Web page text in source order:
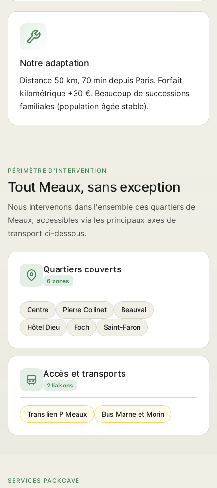
Notre adaptation
Distance 50 km, 70 min depuis Paris. Forfait
kilométrique +30 €. Beaucoup de successions
familiales (population âgée stable).
PÉRIMÈTRE D'INTERVENTION
Tout Meaux, sans exception
Nous intervenons dans l'ensemble des quartiers de
Meaux, accessibles via les principaux axes de
transport ci-dessous.
Quartiers couverts
6 zones
Centre Pierre Collinet Beauval
Hôtel Dieu Foch Saint-Faron
Accès et transports
2 liaisons
Transilien P Meaux Bus Marne et Morin
SERVICES PACKCAVE